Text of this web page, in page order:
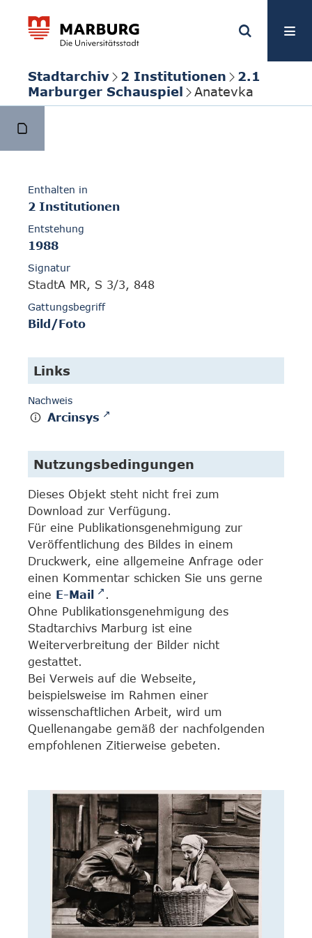
Stadtarchiv 2 Institutionen
2.1
Marburger Schauspiel
Anatevka
Enthalten in
2 Institutionen
Entstehung
1988
Signatur
StadtA MR, S 3/3, 848
Gattungsbegriff
Bild/Foto
Links
Nachweis
Arcinsys
Nutzungsbedingungen
Dieses Objekt steht nicht frei zum
Download zur Verfügung.
Für eine Publikationsgenehmigung zur
Veröffentlichung des Bildes in einem
Druckwerk, eine allgemeine Anfrage oder
einen Kommentar schicken Sie uns gerne
eine E-Mail
.
Ohne Publikationsgenehmigung des
Stadtarchivs Marburg ist eine
Weiterverbreitung der Bilder nicht
gestattet.
Bei Verweis auf die Webseite,
beispielsweise im Rahmen einer
wissenschaftlichen Arbeit, wird um
Quellenangabe gemäß der nachfolgenden
empfohlenen Zitierweise gebeten.